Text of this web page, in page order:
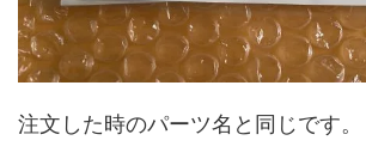
注文した時のパーツ名と同じです。